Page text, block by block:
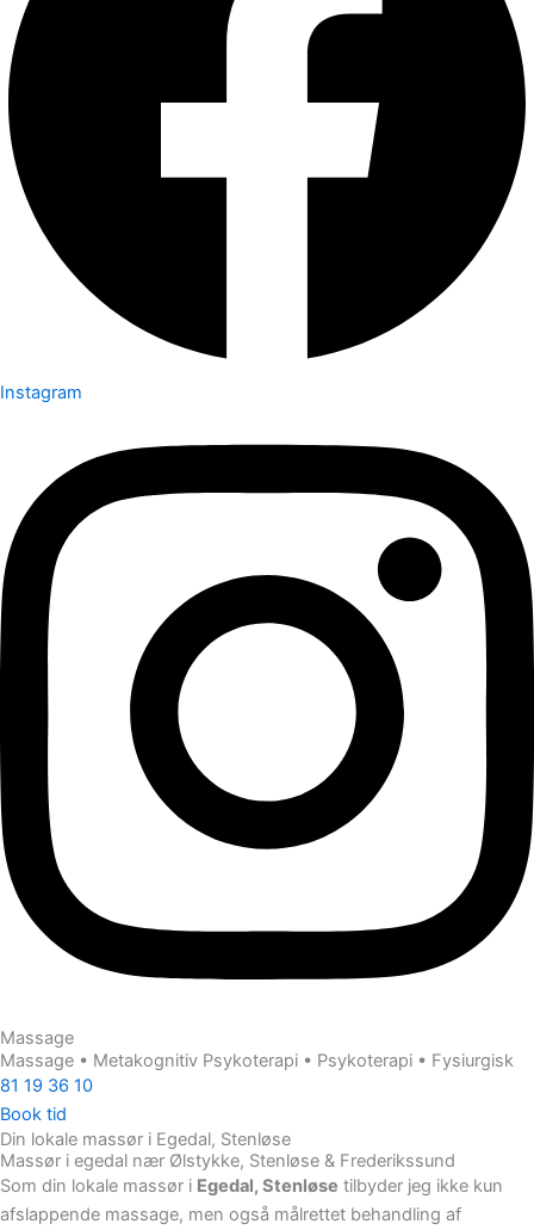
Instagram
Massage
Massage • Metakognitiv Psykoterapi • Psykoterapi • Fysiurgisk
81 19 36 10
Book tid
Din lokale massør i Egedal, Stenløse
Massør i egedal nær Ølstykke, Stenløse & Frederikssund
Som din lokale massør i Egedal, Stenløse tilbyder jeg ikke kun
afslappende massage, men også målrettet behandling af